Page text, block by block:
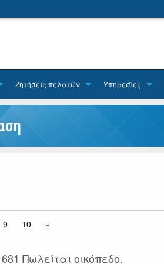
Ζητήσεις πελατών Υπηρεσίες
9 10 »
Πωλείται οικόπεδο.